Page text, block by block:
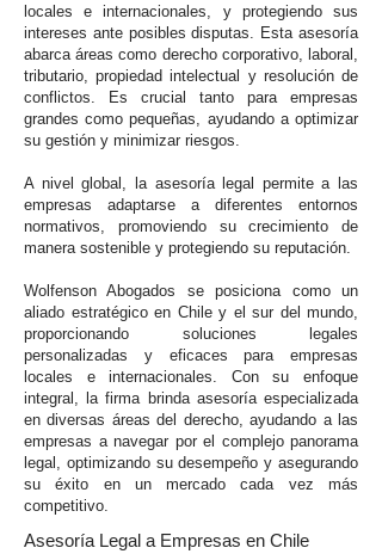
locales e internacionales, y protegiendo sus
intereses ante posibles disputas. Esta asesoría
abarca áreas como derecho corporativo, laboral,
tributario, propiedad intelectual y resolución de
conflictos. Es crucial tanto para empresas
grandes como pequeñas, ayudando a optimizar
su gestión y minimizar riesgos.
A nivel global, la asesoría legal permite a las
empresas adaptarse a diferentes entornos
normativos, promoviendo su crecimiento de
manera sostenible y protegiendo su reputación.
Wolfenson Abogados se posiciona como un
aliado estratégico en Chile y el sur del mundo,
proporcionando soluciones legales
personalizadas y eficaces para empresas
locales e internacionales. Con su enfoque
integral, la firma brinda asesoría especializada
en diversas áreas del derecho, ayudando a las
empresas a navegar por el complejo panorama
legal, optimizando su desempeño y asegurando
su éxito en un mercado cada vez más
competitivo.
Asesoría Legal a Empresas en Chile